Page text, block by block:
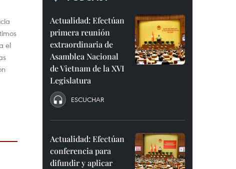
el
Actualidad: Efectúan
primera reunión
extraordinaria de
Asamblea Nacional
de Vietnam de la XVI
Legislatura
ESCUCHAR
Actualidad: Efectúan
conferencia para
difundir y aplicar